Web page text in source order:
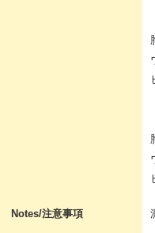
Notes/注意事項